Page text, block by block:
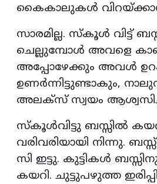
കൈകാലുകൾ
സാരമില്ല. സ്കൂൾ വിട്ട്
ചെല്ലുമ്പോൾ അവളെ
അപ്പോഴേക്കും അവൾ
ഉണർന്നിട്ടുണ്ടാകും,
അലക്സ് സ്വയം
സ്കൂൾവിട്ടു ബസ്സിൽ
വരിവരിയായി നിന്നു.
സി ഇട്ടു. കുട്ടികൾ
കയറി. ചുട്ടുപഴുത്ത